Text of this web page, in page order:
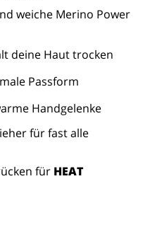
weiche Merino Power
deine Haut trocken
Passform
Handgelenke
für fast alle
für HEAT